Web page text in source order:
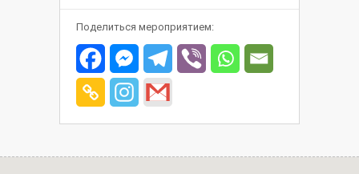
Поделиться мероприятием: